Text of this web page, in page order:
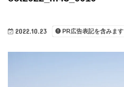
2022.10.23 PR広告表記を含みます